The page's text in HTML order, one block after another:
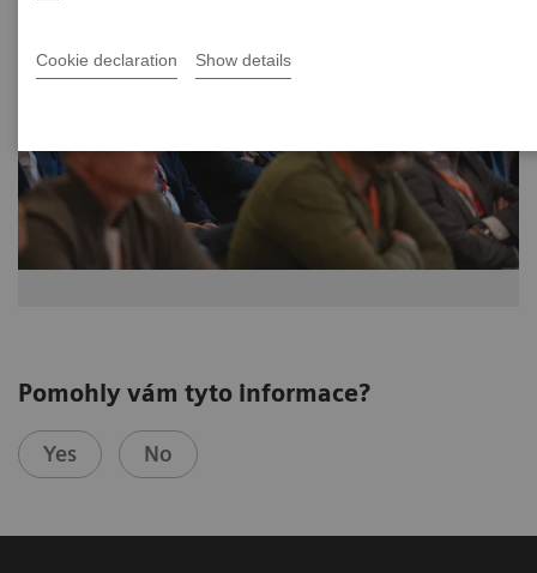
Cookie declaration Show details
Pomohly vám tyto informace?
Yes No